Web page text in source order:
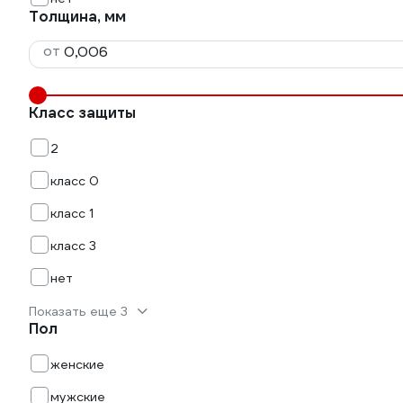
Толщина, мм
от
Класс защиты
2
класс 0
класс 1
класс 3
нет
Показать еще 3
Пол
женские
мужские